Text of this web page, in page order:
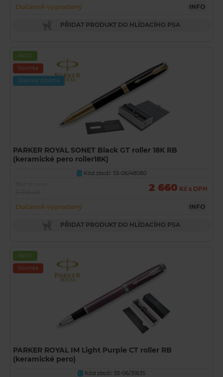
Dočasně vyprodaný INFO
PŘIDAT PRODUKT DO HLÍDACÍHO PSA
Akční
Novinka
Doprava zdarma
PARKER ROYAL SONET Black GT roller 18K RB
(keramické pero roller18K)
U Kód zboží: 55-06/48080
2 660 Kč s DPH
Dočasně vyprodaný INFO
PŘIDAT PRODUKT DO HLÍDACÍHO PSA
Akční
Novinka
PARKER ROYAL IM Light Purple CT roller RB
(keramické pero)
U
Kód zboží: 55-06/31635